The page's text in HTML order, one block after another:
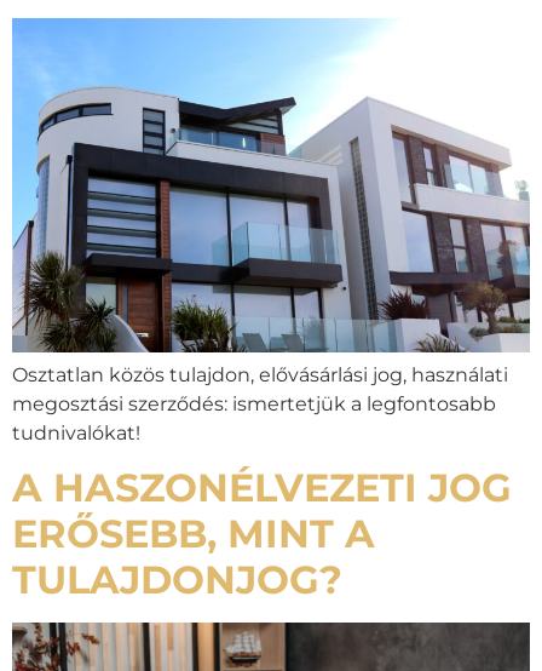
Osztatlan közös tulajdon, elővásárlási jog, használati
megosztási szerződés: ismertetjük a legfontosabb
tudnivalókat!
A HASZONÉLVEZETI JOG
ERŐSEBB, MINT A
TULAJDONJOG?